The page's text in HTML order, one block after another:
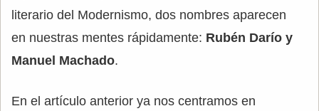
literario del Modernismo, dos nombres aparecen
en nuestras mentes rápidamente: Rubén Darío y
Manuel Machado.
En el artículo anterior ya nos centramos en